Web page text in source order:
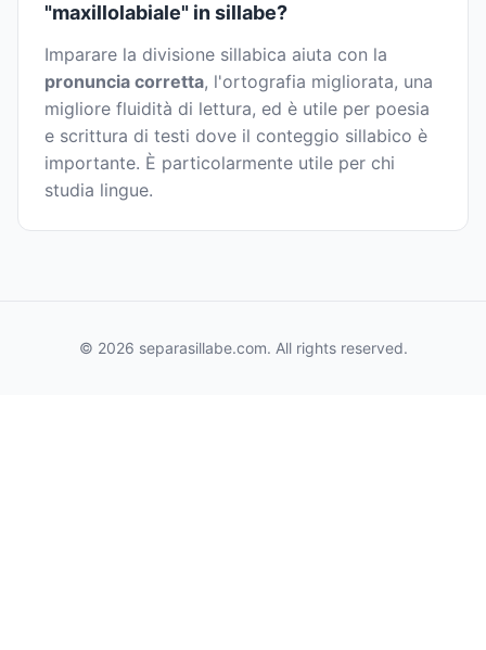
"maxillolabiale" in sillabe?
Imparare la divisione sillabica aiuta con la
pronuncia corretta, l'ortografia migliorata, una
migliore fluidità di lettura, ed è utile per poesia
e scrittura di testi dove il conteggio sillabico è
importante. È particolarmente utile per chi
studia lingue.
© 2026 separasillabe.com. All rights reserved.